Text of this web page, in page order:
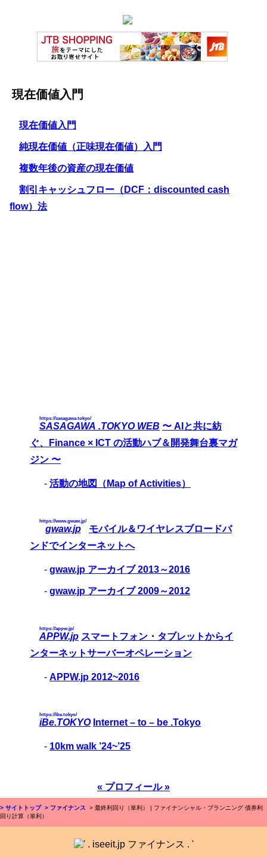
現在価値入門
現在価値入門
純現在価値（正味現在価値）入門
複数年後の資産の現在価値
割引キャッシュフロー（DCF：discounted cash
flow）法
SASAGAWA .TOKYO WEB
https://sasagawa.tokyo/
〜 AIと共に紡
ぐ、Finance × ICT の活動ハブ＆開発舞台裏マガ
ジン 〜
- 活動の地図（Map of Activities）
gwaw.jp
https://www.gwaw.jp/
モバイル＆ワイヤレスブロードバ
ンドでインターネットへ
- gwaw.jp アーカイブ 2013～2016
- gwaw.jp アーカイブ 2009～2012
APPW.jp
https://appw.jp/
スマートフォン・タブレットからイ
ンターネットサーバーオペレーション
- APPW.jp 2012~2016
iBe.TOKYO
https://ibe.tokyo/
Internet – to – be .Tokyo
- 10km walk ’24~’25
« プロフィール »
> サイトトップ > ファイナンス > 最終利回り（単利） | ファイナンシャル・プランニング 債券利
回り計算（単利）